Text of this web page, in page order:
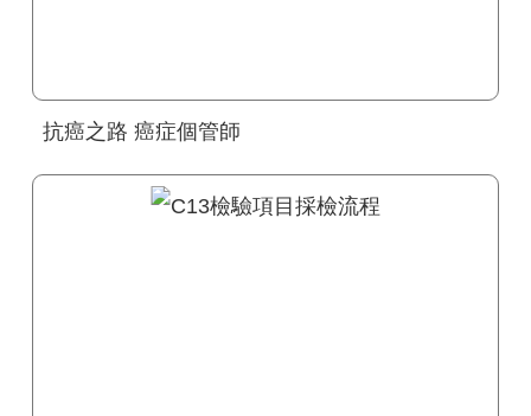
抗癌之路 癌症個管師